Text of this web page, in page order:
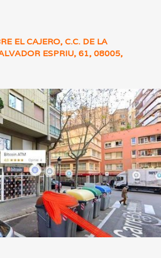
EL CAJERO, C.C. DE LA
ESPRIU, 61, 08005,